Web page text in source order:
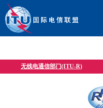
无线电通信部门(ITU-R)